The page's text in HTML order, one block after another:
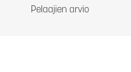
Pelaajien arvio